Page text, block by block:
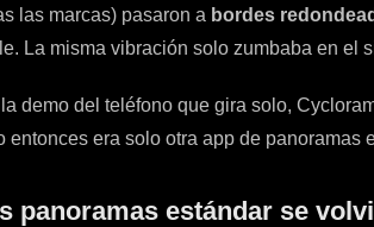
las marcas) pasaron a bordes
La misma vibración solo zumbaba en el
demo del teléfono que gira solo,
entonces era solo otra app de panoramas
panoramas estándar se